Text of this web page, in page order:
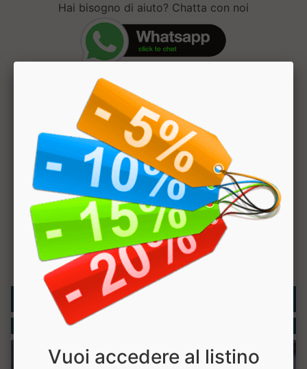
Hai bisogno di aiuto? Chatta con noi
Rubriche
Vuoi accedere al listino